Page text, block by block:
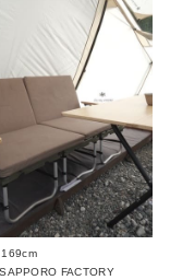
169cm
FACTORY